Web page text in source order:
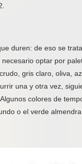
duren: de eso se
optar por
gris claro, oliva,
una y otra vez,
colores de
o el verde